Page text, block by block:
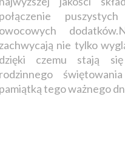
połączenie
owocowych
zachwycają nie tylko
dzięki czemu stają
rodzinnego
pamiątką tego ważnego